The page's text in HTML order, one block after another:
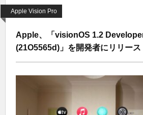
Apple Vision Pro
Apple、「visionOS 1.2
(21O5565d)」を開発者にリリース